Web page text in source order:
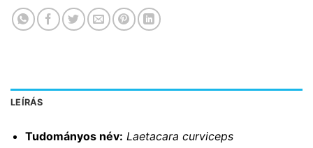
LEÍRÁS
Tudományos név: Laetacara curviceps